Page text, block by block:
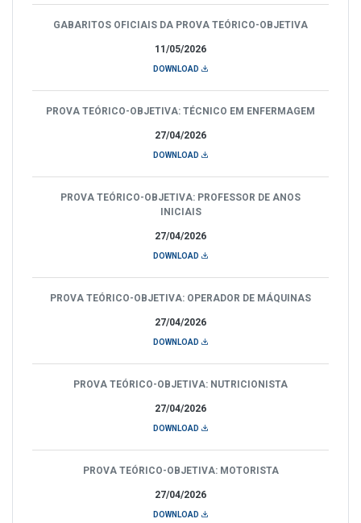
11/05/2026
GABARITOS OFICIAIS DA PROVA TEÓRICO-OBJETIVA
DOWNLOAD
27/04/2026
PROVA TEÓRICO-OBJETIVA: TÉCNICO EM ENFERMAGEM
DOWNLOAD
27/04/2026
PROVA TEÓRICO-OBJETIVA: PROFESSOR DE ANOS
INICIAIS
DOWNLOAD
27/04/2026
PROVA TEÓRICO-OBJETIVA: OPERADOR DE MÁQUINAS
DOWNLOAD
27/04/2026
PROVA TEÓRICO-OBJETIVA: NUTRICIONISTA
DOWNLOAD
27/04/2026
PROVA TEÓRICO-OBJETIVA: MOTORISTA
DOWNLOAD